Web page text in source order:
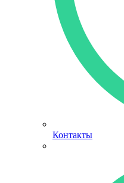
Контакты